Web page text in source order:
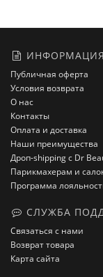
ИНФОРМАЦИЯ
Публичная оферта
Условия возврата
О нас
Контакты
Оплата и доставка
Наши преимущества
Дроп-shipping с Dr
Парикмахерам и
Программа
СЛУЖБА
Связаться с нами
Возврат товара
Карта сайта